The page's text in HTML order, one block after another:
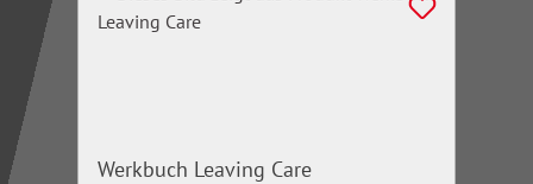
Werkbuch Leaving Care